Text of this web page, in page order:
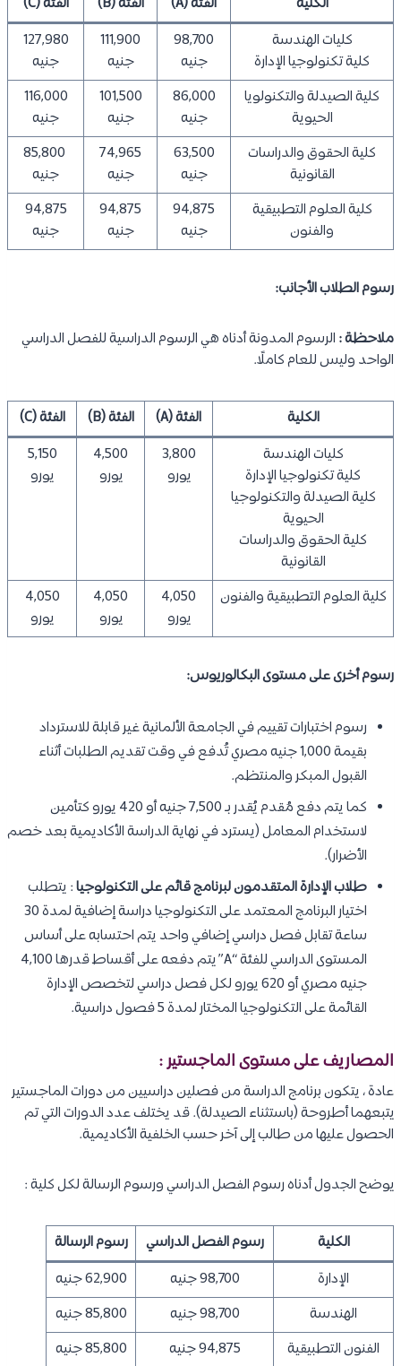
كليات الهندسة
كلية تكنولوجيا الإدارة
98,700
جنيه
111,900
جنيه
127,980
جنيه
كلية الصيدلة والتكنولويا
الحيوية
86,000
جنيه
101,500
جنيه
116,000
جنيه
كلية الحقوق والدراسات
القانونية
63,500
جنيه
74,965
جنيه
85,800
جنيه
كلية العلوم التطبيقية
والفنون
94,875
جنيه
94,875
جنيه
94,875
جنيه
رسوم الطلاب الأجانب:
ملاحظة : الرسوم المدونة أدناه هي الرسوم الدراسية للفصل الدراسي
الواحد وليس للعام كاملًا.
الكلية الفئة (A) الفئة (B)
الفئة (C)
كليات الهندسة
كلية تكنولوجيا الإدارة
كلية الصيدلة والتكنولوجيا
الحيوية
كلية الحقوق والدراسات
القانونية
3,800
يورو
4,500
يورو
5,150
يورو
كلية العلوم التطبيقية والفنون
4,050
يورو
4,050
يورو
4,050
يورو
رسوم أخرى على مستوى البكالوريوس:
رسوم اختبارات تقييم في الجامعة الألمانية غير قابلة للاسترداد
بقيمة 1,000 جنيه مصري تُدفع في وقت تقديم الطلبات أثناء
القبول المبكر والمنتظم.
كما يتم دفع مُقدم يُقدر بـ 7,500 جنيه أو 420 يورو كتأمين
لاستخدام المعامل (يسترد في نهاية الدراسة الأكاديمية بعد خصم
الأضرار).
طلاب الإدارة المتقدمون لبرنامج قائمعلى التكنولوجيا: يتطلب
اختيار البرنامج المعتمد على التكنولوجيا دراسة إضافية لمدة 30
ساعة تقابل فصل دراسي إضافي واحد يتم احتسابه على أساس
المستوى الدراسي للفئة “A” يتم دفعه على أقساط قدرها 4,100
جنيه مصري أو 620 يورو لكل فصل دراسي لتخصص الإدارة
القائمة على التكنولوجيا المختار لمدة 5 فصول دراسية.
المصاريف على مستوى الماجستير :
عادة ، يتكون برنامج الدراسة من فصلين دراسيين من دورات الماجستير
يتبعهما أطروحة (باستثناء الصيدلة). قد يختلف عدد الدورات التي تم
الحصول عليها من طالب إلى آخر حسب الخلفية الأكاديمية.
يوضح الجدول أدناه رسوم الفصل الدراسي ورسوم الرسالة لكل كلية :
الكلية رسوم الفصل الدراسي
رسوم الرسالة
الإدارة
98,700 جنيه
62,900 جنيه
الهندسة
98,700 جنيه
85,800 جنيه
الفنون التطبيقية
94,875 جنيه 85,800 جنيه